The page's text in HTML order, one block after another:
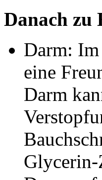
Danach zu
Darm: Im
eine
Darm
Glycerin-